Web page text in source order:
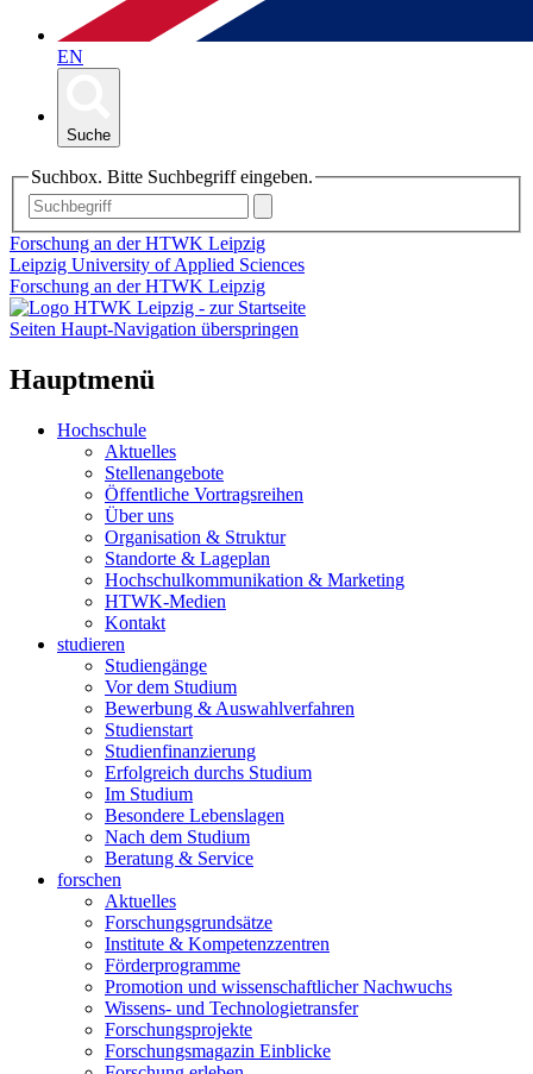
EN
Suche
Suchbox. Bitte Suchbegriff eingeben.
Forschung an der HTWK Leipzig
Leipzig University of Applied Sciences
Forschung an der HTWK Leipzig
Seiten Haupt-Navigation überspringen
Hauptmenü
Hochschule
Aktuelles
Stellenangebote
Öffentliche Vortragsreihen
Über uns
Organisation & Struktur
Standorte & Lageplan
Hochschulkommunikation & Marketing
HTWK-Medien
Kontakt
studieren
Studiengänge
Vor dem Studium
Bewerbung & Auswahlverfahren
Studienstart
Studienfinanzierung
Erfolgreich durchs Studium
Im Studium
Besondere Lebenslagen
Nach dem Studium
Beratung & Service
forschen
Aktuelles
Forschungsgrundsätze
Institute & Kompetenzzentren
Förderprogramme
Promotion und wissenschaftlicher Nachwuchs
Wissens- und Technologietransfer
Forschungsprojekte
Forschungsmagazin Einblicke